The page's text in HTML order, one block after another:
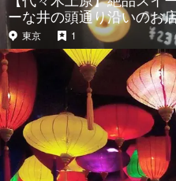
ーな井の頭通り沿いのお
東京 1